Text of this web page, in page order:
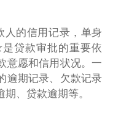
人的信用记录，单身
贷款审批的重要依
意愿和信用状况。一
逾期记录、欠款记录
、贷款逾期等。